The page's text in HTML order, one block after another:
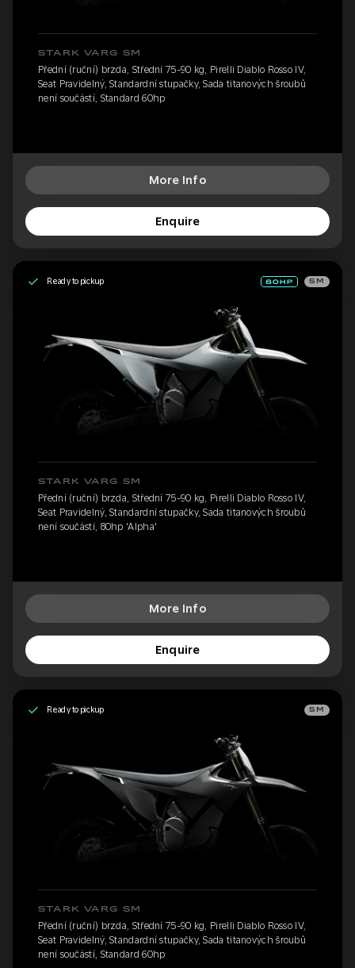
STARK VARG SM
Přední (ruční) brzda, Střední 75-90 kg, Pirelli Diablo Rosso IV,
Seat Pravidelný, Standardní stupačky, Sada titanových šroubů
není součástí, Standard 60hp
More Info
Enquire
Ready to pickup SM
STARK VARG SM
Přední (ruční) brzda, Střední 75-90 kg, Pirelli Diablo Rosso IV,
Seat Pravidelný, Standardní stupačky, Sada titanových šroubů
není součástí, 80hp 'Alpha'
More Info
Enquire
Ready to pickup SM
STARK VARG SM
Přední (ruční) brzda, Střední 75-90 kg, Pirelli Diablo Rosso IV,
Seat Pravidelný, Standardní stupačky, Sada titanových šroubů
není součástí, Standard 60hp